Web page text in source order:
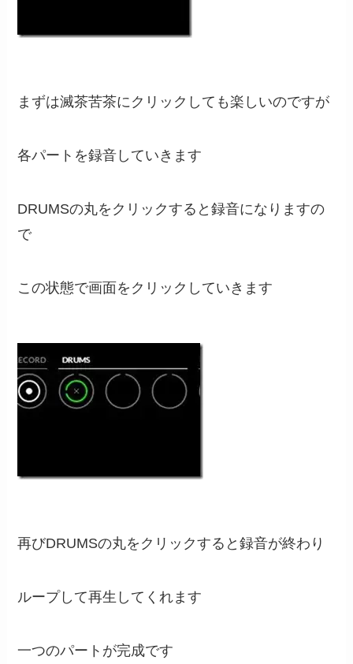
まずは滅茶苦茶にクリックしても楽しいのですが
各パートを録音していきます
DRUMSの丸をクリックすると録音になりますの
で
この状態で画面をクリックしていきます
再びDRUMSの丸をクリックすると録音が終わり
ループして再生してくれます
一つのパートが完成です